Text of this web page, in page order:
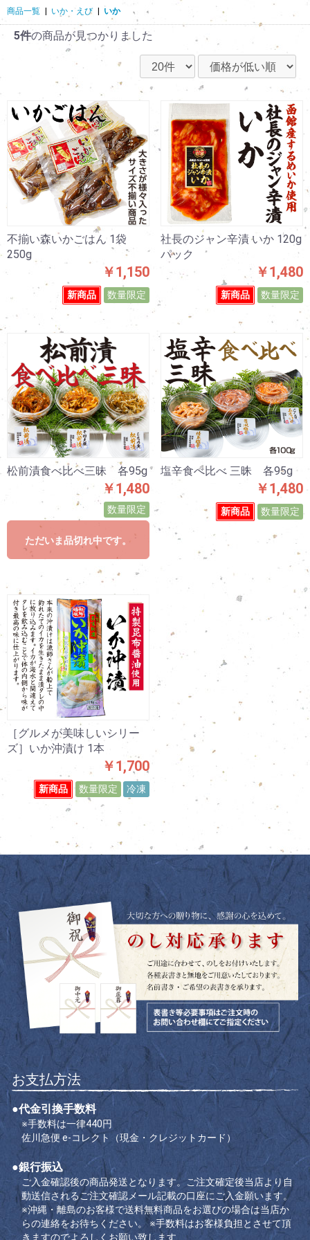
商品一覧 いか・えび いか
5件の商品が見つかりました
不揃い森いかごはん 1袋
250g
￥1,150
新商品 数量限定
社長のジャン辛漬 いか 120g
パック
￥1,480
新商品 数量限定
松前漬食べ比べ三昧 各95g
￥1,480
数量限定
ただいま品切れ中です。
塩辛食べ比べ 三昧 各95g
￥1,480
新商品 数量限定
［グルメが美味しいシリー
ズ］いか沖漬け 1本
￥1,700
新商品 数量限定 冷凍
お支払方法
●代金引換手数料
※手数料は一律440円
佐川急便 e-コレクト（現金・クレジットカード）
●銀行振込
ご入金確認後の商品発送となります。ご注文確定後当店より自
動送信されるご注文確認メール記載の口座にご入金願います。
※沖縄・離島のお客様で送料無料商品をお選びの場合は当店か
らの連絡をお待ちください。 ※手数料はお客様負担とさせて頂
きますのでよろしくお願い致します